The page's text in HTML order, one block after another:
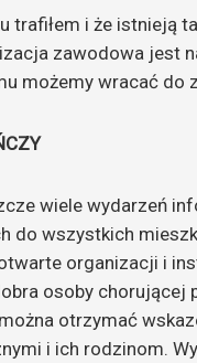
trafiłem i że istnieją
zawodowa jest
możemy wracać do
wiele wydarzeń
do wszystkich
organizacji i
osoby chorującej
otrzymać
i ich rodzinom.